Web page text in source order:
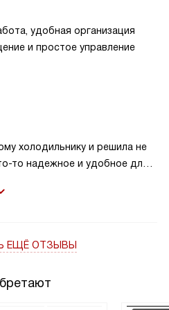
удобная организация
и простое управление
холодильнику и решила не
то надежное и удобное для
и не отвлекаться на
найти нужный продукт даже
разместить всё так,
ЕЩЁ ОТЗЫВЫ